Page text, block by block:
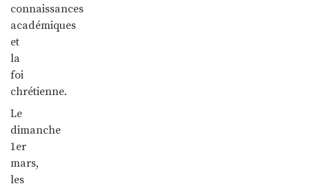
connaissances
académiques
et
la
foi
chrétienne.
Le
dimanche
1er
mars,
les